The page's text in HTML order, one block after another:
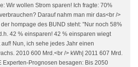
Wir wollen Strom sparen! Ich fragte: 70%
Darauf nahm man mir das<br />
der hompage des BUND steht: "Nur noch 58%
42 % einsparen! 42 % einsparen wiegt
Nun, ich sehe jedes Jahr einen
2010 600 Mrd.<br /> kWh| 2011 607 Mrd.
Experten-Prognosen besagen: Bis 2050